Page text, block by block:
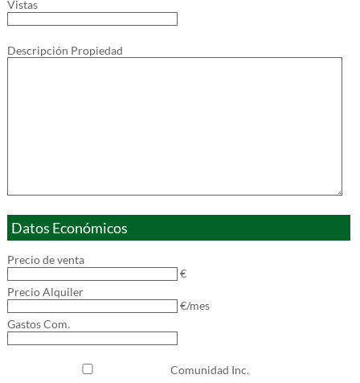
Vistas
Descripción Propiedad
Datos Económicos
Precio de venta
€
Precio Alquiler
€/mes
Gastos Com.
Comunidad Inc.